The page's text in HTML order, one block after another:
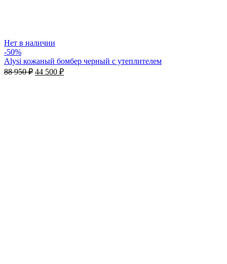
Нет в наличии
-50%
Alysi кожаный бомбер черный c утеплителем
88 950₽ 44 500 ₽